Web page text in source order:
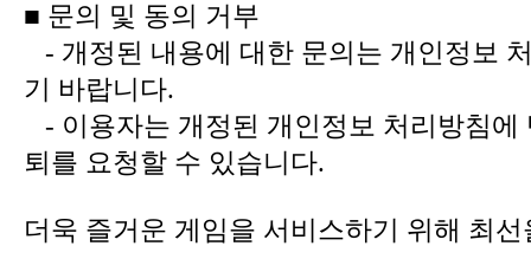
■ 문의 및 동의 거부
- 개정된 내용에 대한 문의는 개인정보
기 바랍니다.
- 이용자는 개정된 개인정보 처리방침
퇴를 요청할 수 있습니다.
더욱 즐거운 게임을 서비스하기 위해 최